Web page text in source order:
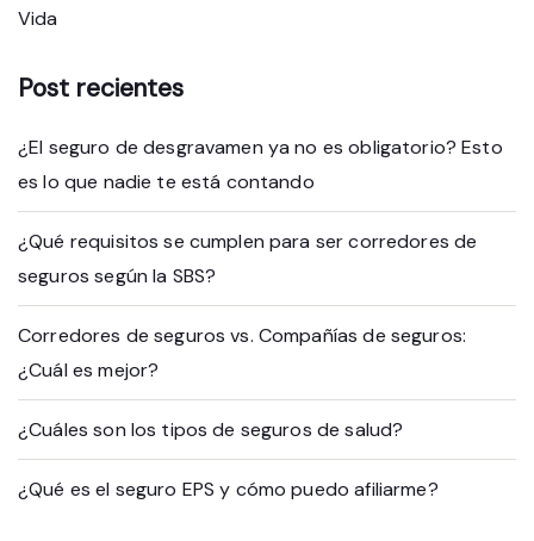
Vida
Post recientes
¿El seguro de desgravamen ya no es obligatorio? Esto
es lo que nadie te está contando
¿Qué requisitos se cumplen para ser corredores de
seguros según la SBS?
Corredores de seguros vs. Compañías de seguros:
¿Cuál es mejor?
¿Cuáles son los tipos de seguros de salud?
¿Qué es el seguro EPS y cómo puedo afiliarme?